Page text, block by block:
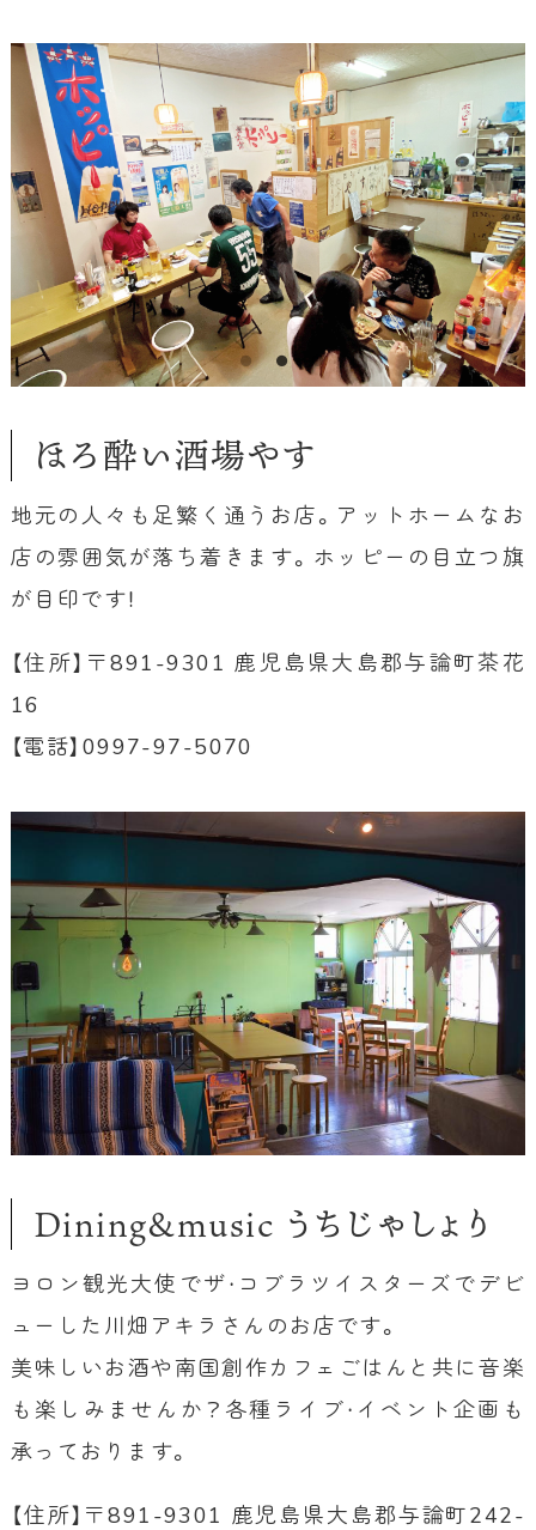
ほろ酔い酒場やす
地元の人々も足繁く通うお店。アットホームなお
店の雰囲気が落ち着きます。ホッピーの目立つ旗
が目印です！
【住所】〒891-9301 鹿児島県大島郡与論町茶花
16
【電話】0997-97-5070
Dining&music うちじゃしょり
ヨロン観光大使でザ・コブラツイスターズでデビ
ューした川畑アキラさんのお店です。
美味しいお酒や南国創作カフェごはんと共に音楽
も楽しみませんか？各種ライブ・イベント企画も
承っております。
【住所】〒891-9301 鹿児島県大島郡与論町242-